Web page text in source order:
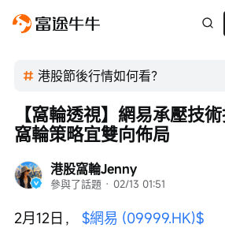
港股節後行情如何看？
港股窩輪Jenny
參與了話題 · 02/13 01:51
【窩輪透視】網易承壓技術
窩輪策略宜雙向佈局
2月12日， $網易 (09999.HK)$